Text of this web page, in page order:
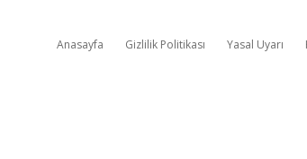
Anasayfa Gizlilik Politikası Yasal Uyarı